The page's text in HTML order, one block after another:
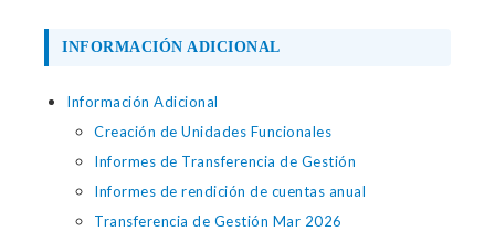
INFORMACIÓN ADICIONAL
Información Adicional
Creación de Unidades Funcionales
Informes de Transferencia de Gestión
Informes de rendición de cuentas anual
Transferencia de Gestión Mar 2026